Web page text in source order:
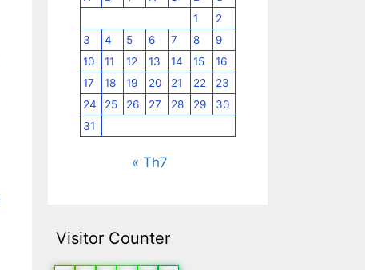
1
2
3
4 5 6 7 8
9
10
11 12 13 14 15
16
17
18 19 20 21 22
23
24
25 26 27 28 29
30
31
« Th7
Visitor Counter